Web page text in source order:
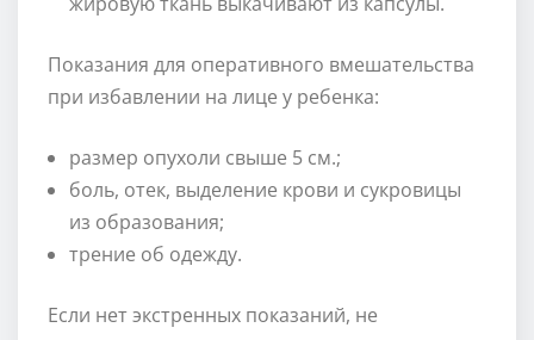
Показания для оперативного вмешательства
при избавлении на лице у ребенка:
размер опухоли свыше 5 см.;
боль, отек, выделение крови и сукровицы
из образования;
трение об одежду.
Если нет экстренных показаний, не